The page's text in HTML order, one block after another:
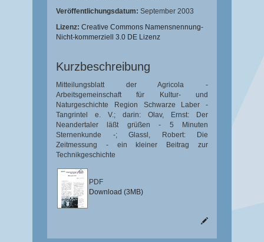
Veröffentlichungsdatum: September 2003
Lizenz: Creative Commons Namensnennung-
Nicht-kommerziell 3.0 DE Lizenz
Kurzbeschreibung
Mitteilungsblatt der Agricola -
Arbeitsgemeinschaft für Kultur- und
Naturgeschichte Region Schwarze Laber -
Tangrintel e. V.; darin: Olav, Ernst: Der
Neandertaler läßt grüßen - 5 Minuten
Sternenkunde -; Glassl, Robert: Die
Zeitmessung - ein kleiner Beitrag zur
Technikgeschichte
PDF
Download (3MB)